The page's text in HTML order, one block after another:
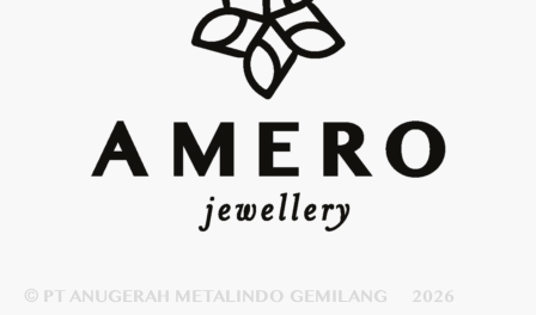
© PT ANUGERAH METALINDO GEMILANG 2026